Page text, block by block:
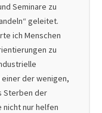
Seminare zu
geleitet.
ich Menschen
zu
der wenigen,
Sterben der
nicht nur helfen